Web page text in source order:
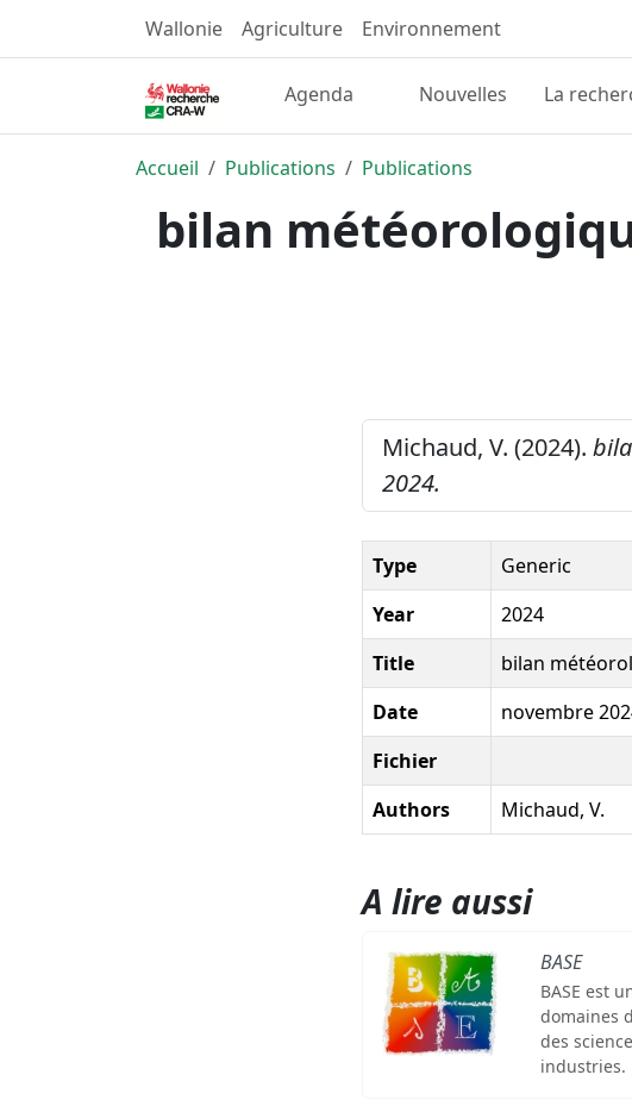
Wallonie Agriculture Environnement
Agenda Nouvelles La
Accueil Publications Publications
bilan
Michaud, V. (2024).
2024.
Type
Generic
Year
2024
Title
bilan
Date
novembre
Fichier
Authors
Michaud, V.
A lire aussi
BASE
BASE est
domaines
des
industries.